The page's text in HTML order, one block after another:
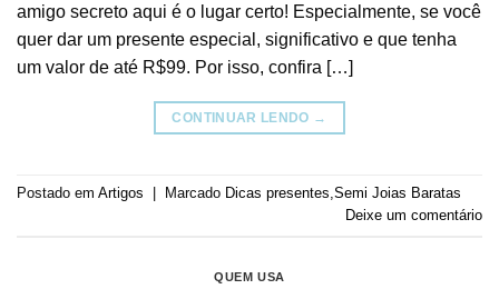
amigo secreto aqui é o lugar certo! Especialmente, se você
quer dar um presente especial, significativo e que tenha
um valor de até R$99. Por isso, confira […]
CONTINUAR LENDO →
Postado em Artigos Marcado Dicas presentes,Semi Joias Baratas
Deixe um comentário
QUEM USA